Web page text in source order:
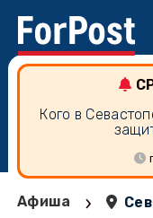
Кого в
Афиша ›